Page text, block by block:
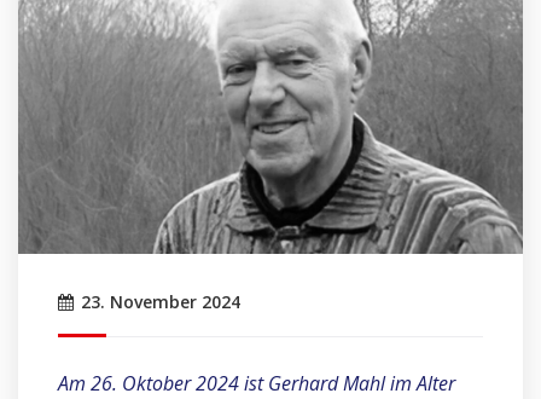
23. November 2024
Am 26. Oktober 2024 ist Gerhard Mahl im Alter